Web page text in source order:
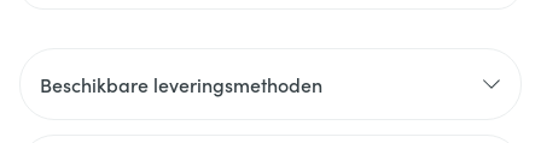
Beschikbare leveringsmethoden